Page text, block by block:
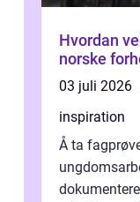
Hvordan
norske
03 juli 2026
inspiration
Å ta